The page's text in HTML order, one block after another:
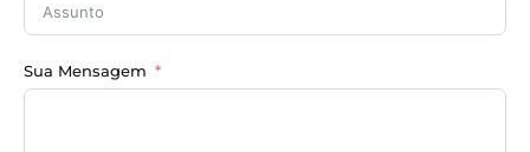
Sua Mensagem